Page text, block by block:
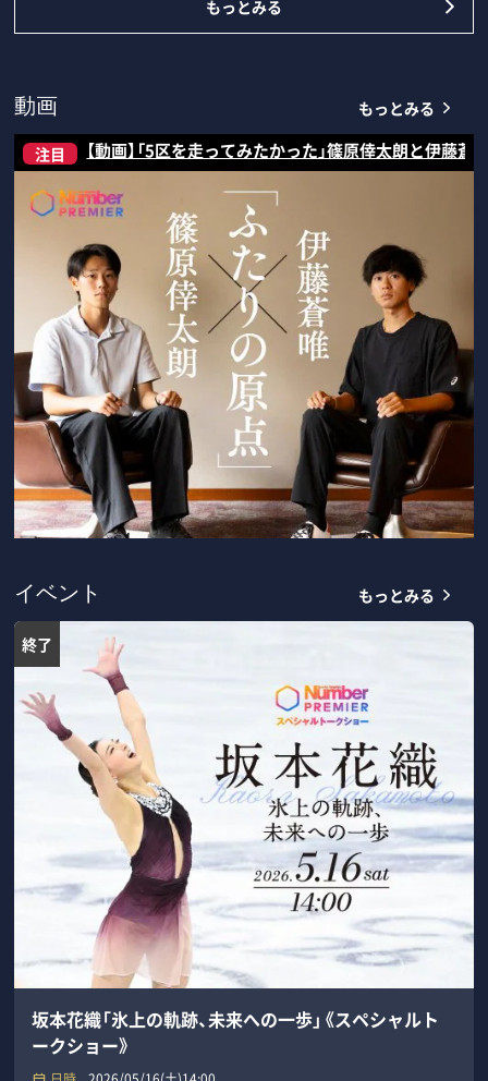
もっとみる
動画 もっとみる
注目 【動画】「5区を走ってみたかった」篠原倖太朗と伊藤
イベント もっとみる
終了
坂本花織「氷上の軌跡、未来への一歩」《スペシャルト
ークショー》